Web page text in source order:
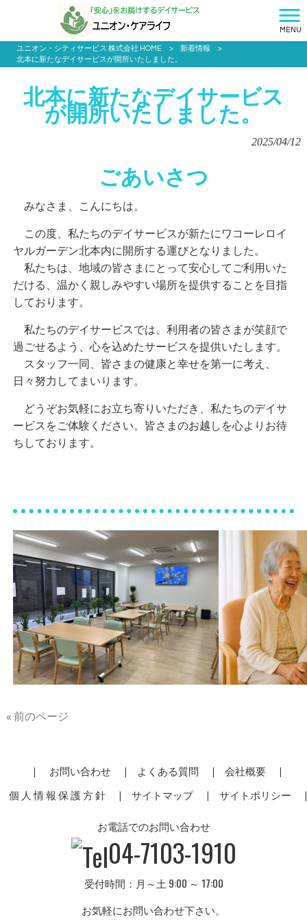
MENU
ユニオン・シティサービス 株式会社 HOME > 新着情報
>
北本に新たなデイサービスが開所いたしました。
北本に新たなデイサービス
が開所いたしました。
2025/04/12
ごあいさつ
みなさま、こんにちは。
この度、私たちのデイサービスが新たにワコーレロイ
ヤルガーデン北本内に開所する運びとなりました。
私たちは、地域の皆さまにとって安心してご利用いた
だける、温かく親しみやすい場所を提供することを目指
しております。
私たちのデイサービスでは、利用者の皆さまが笑顔で
過ごせるよう、心を込めたサービスを提供いたします。
スタッフ一同、皆さまの健康と幸せを第一に考え、
日々努力してまいります。
どうぞお気軽にお立ち寄りいただき、私たちのデイサ
ービスをご体験ください。皆さまのお越しを心よりお待
ちしております。
« 前のページ
お問い合わせ よくある質問 会社概要
個 人 情 報 保 護 方 針 サイトマップ サイトポリシー
お電話でのお問い合わせ
04-7103-1910
受付時間：月～土 9:00 ～ 17:00
お気軽にお問い合わせ下さい。